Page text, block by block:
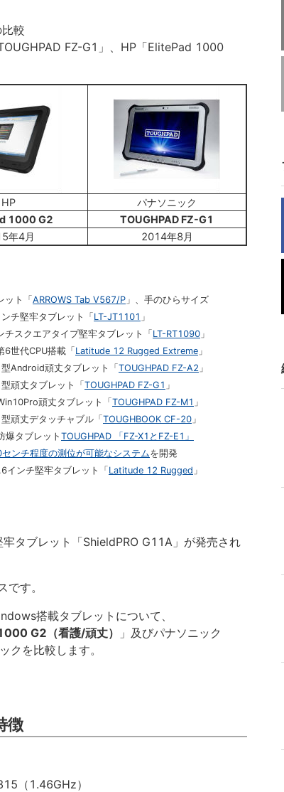
較
FZ-G1」、HP「ElitePad 1000
HP
パナソニック
1000 G2
TOUGHPAD FZ-G1
年4月 2014年8月
ト「 ARROWS Tab V567/P 」、手のひらサイズ
チ堅牢タブレット「 LT-JT1101 」
スクエアタイプ堅牢タブレット「 LT-RT1090 」
世代CPU搭載「 Latitude 12 Rugged Extreme 」
Android頑丈タブレット「 TOUGHPAD FZ-A2 」
頑丈タブレット「 TOUGHPAD FZ-G1 」
頑丈タブレット「 TOUGHPAD FZ-M1 」
丈デタッチャブル「 TOUGHBOOK CF-20 」
タブレット TOUGHPAD 「FZ-X1とFZ-E1」
センチ程度の測位が可能なシステムを開発
ンチ堅牢タブレット「 Latitude 12 Rugged 」
タブレット「ShieldPRO G11A」が発売され
す。
搭載タブレットについて、
G2（看護/頑丈）
」及びパナソニック
クを比較します。
徴
（1.46GHz）